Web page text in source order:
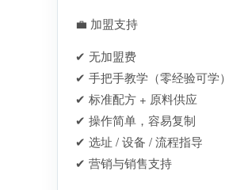
💼 加盟支持
✔ 无加盟费
✔ 手把手教学（零经验可学）
✔ 标准配方 + 原料供应
✔ 操作简单，容易复制
✔ 选址 / 设备 / 流程指导
✔ 营销与销售支持